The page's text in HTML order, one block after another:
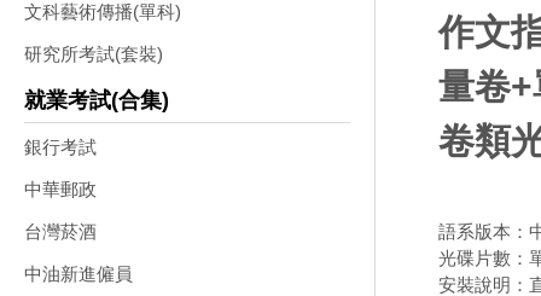
文科藝術傳播(單科)
研究所考試(套裝)
就業考試(合集)
銀行考試
中華郵政
台灣菸酒
中油新進僱員
作文
量卷
卷類
語系版本：
光碟片數：
安裝說明：